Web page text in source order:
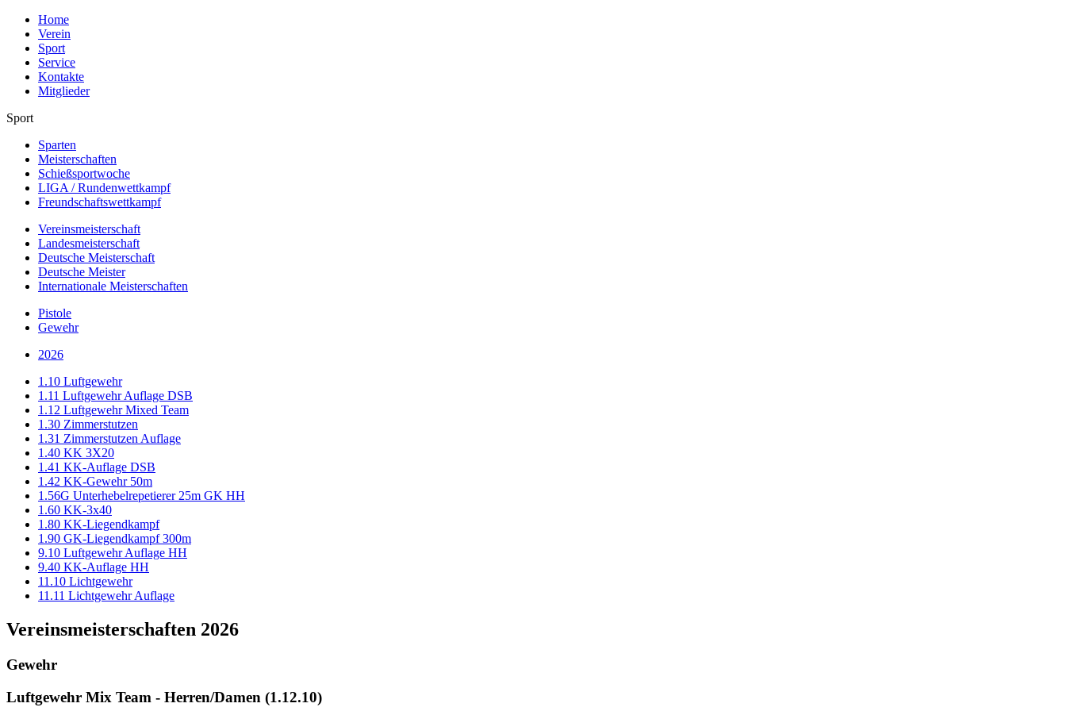
Home
Verein
Sport
Service
Kontakte
Mitglieder
Sport
Sparten
Meisterschaften
Schießsportwoche
LIGA / Rundenwettkampf
Freundschaftswettkampf
Vereinsmeisterschaft
Landesmeisterschaft
Deutsche Meisterschaft
Deutsche Meister
Internationale Meisterschaften
Pistole
Gewehr
2026
1.10 Luftgewehr
1.11 Luftgewehr Auflage DSB
1.12 Luftgewehr Mixed Team
1.30 Zimmerstutzen
1.31 Zimmerstutzen Auflage
1.40 KK 3X20
1.41 KK-Auflage DSB
1.42 KK-Gewehr 50m
1.56G Unterhebelrepetierer 25m GK HH
1.60 KK-3x40
1.80 KK-Liegendkampf
1.90 GK-Liegendkampf 300m
9.10 Luftgewehr Auflage HH
9.40 KK-Auflage HH
11.10 Lichtgewehr
11.11 Lichtgewehr Auflage
Vereinsmeisterschaften 2026
Gewehr
Luftgewehr Mix Team - Herren/Damen (1.12.10)